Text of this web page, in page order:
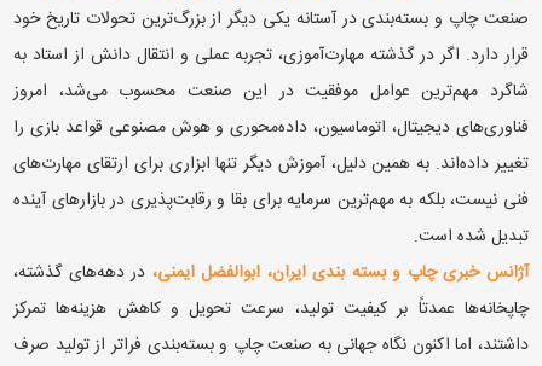
صنعت چاپ و بسته‌بندی در آستانه یکی دیگر از بزرگ‌ترین تحولات تاریخ خود
قرار دارد. اگر در گذشته مهارت‌آموزی، تجربه عملی و انتقال دانش از استاد به
شاگرد مهم‌ترین عوامل موفقیت در این صنعت محسوب می‌شد، امروز
فناوری‌های دیجیتال، اتوماسیون، داده‌محوری و هوش مصنوعی قواعد بازی را
تغییر داده‌اند. به همین دلیل، آموزش دیگر تنها ابزاری برای ارتقای مهارت‌های
فنی نیست، بلکه به مهم‌ترین سرمایه برای بقا و رقابت‌پذیری در بازارهای آینده
تبدیل شده است.
آژانس خبری چاپ و بسته بندی ایران، ابوالفضل ایمنی، در دهه‌های گذشته،
چاپخانه‌ها عمدتاً بر کیفیت تولید، سرعت تحویل و کاهش هزینه‌ها تمرکز
داشتند، اما اکنون نگاه جهانی به صنعت چاپ و بسته‌بندی فراتر از تولید صرف